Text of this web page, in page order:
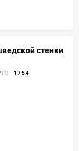
стенки
1754